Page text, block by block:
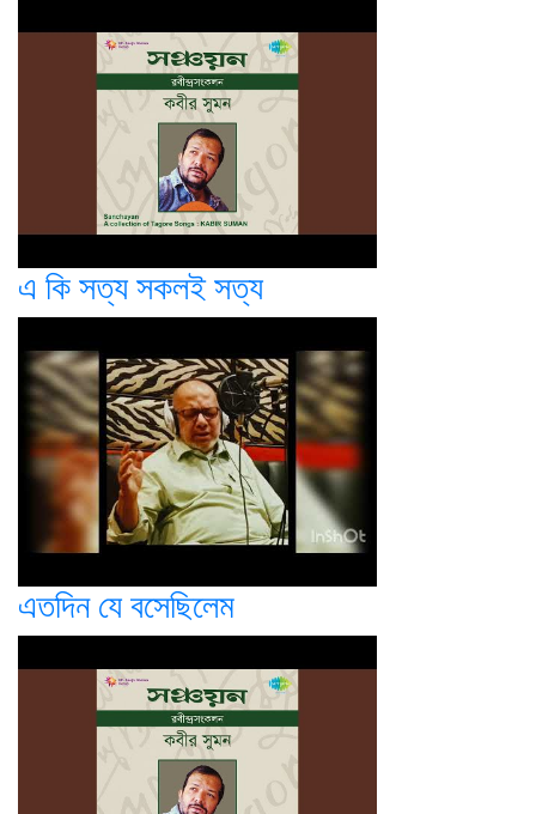
এ কি সত্য সকলই সত্য
এতদিন যে বসেছিলেম